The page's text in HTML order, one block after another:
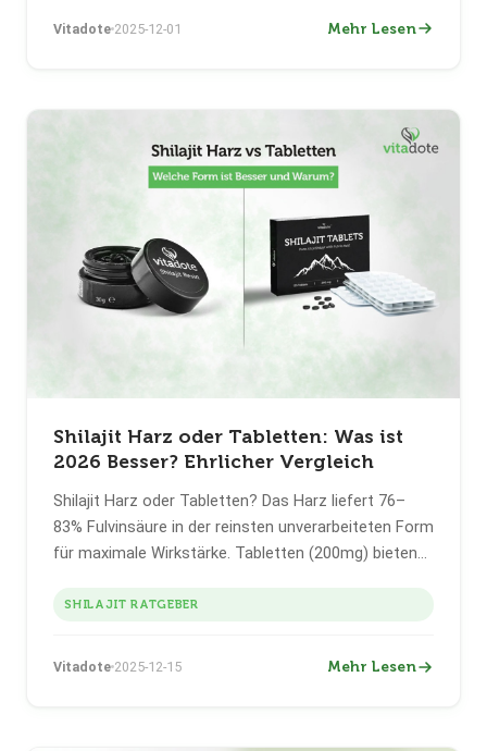
Vitadote 2025-12-01 Mehr Lesen
Shilajit Harz oder Tabletten: Was ist
2026 Besser? Ehrlicher Vergleich
Shilajit Harz oder Tabletten? Das Harz liefert 76–
83% Fulvinsäure in der reinsten unverarbeiteten Form
für maximale Wirkstärke. Tabletten (200mg) bieten
ehrliche 2026-Vergleich zeigt, welche Form zu Ihrem
SHILAJIT RATGEBER
Vitadote 2025-12-15 Mehr Lesen